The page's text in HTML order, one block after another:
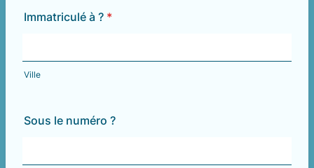
Immatriculé à ? *
Ville
Sous le numéro ?